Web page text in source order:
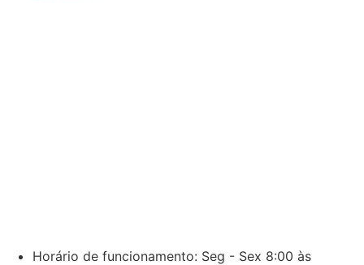
Horário de funcionamento: Seg - Sex 8:00 às